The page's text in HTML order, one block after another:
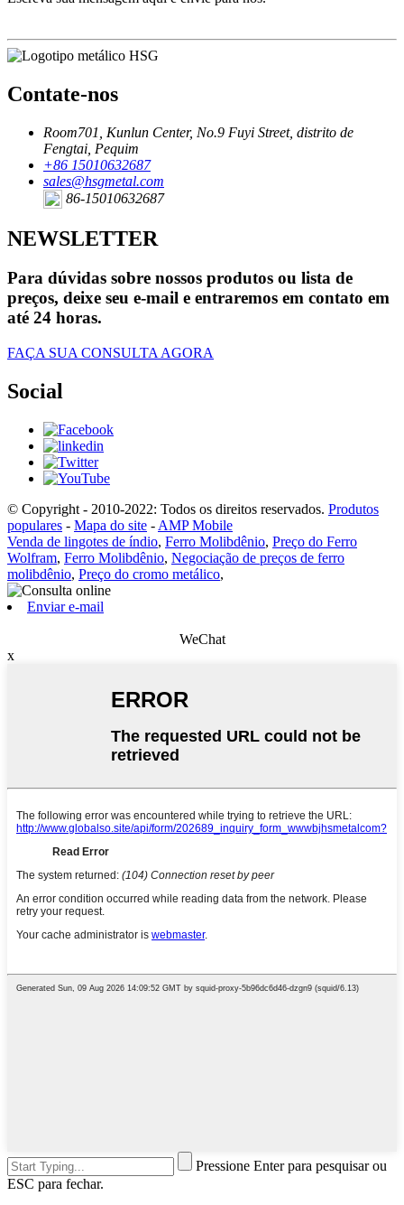
Contate-nos
Room701, Kunlun Center, No.9 Fuyi Street, distrito de
Fengtai, Pequim
+86 15010632687
sales@hsgmetal.com
86-15010632687
NEWSLETTER
Para dúvidas sobre nossos produtos ou lista de
preços, deixe seu e-mail e entraremos em contato em
até 24 horas.
FAÇA SUA CONSULTA AGORA
Social
© Copyright - 2010-2022: Todos os direitos reservados. Produtos
populares - Mapa do site - AMP Mobile
Venda de lingotes de índio, Ferro Molibdênio, Preço do Ferro
Wolfram, Ferro Molibdênio, Negociação de preços de ferro
molibdênio, Preço do cromo metálico,
Enviar e-mail
WeChat
x
Pressione Enter para pesquisar ou
ESC para fechar.